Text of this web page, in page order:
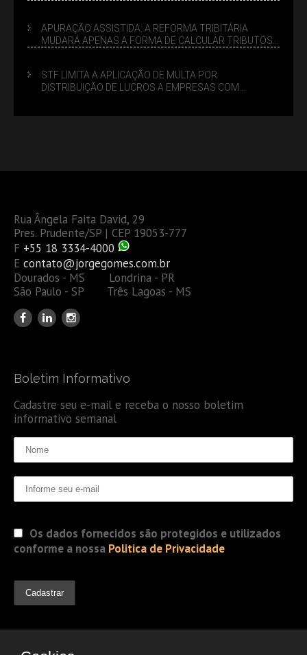
APURAÇÃO ASSISTIDA: A REFORMA TRIBITÁRIA
MUDARÁ APENAS A FORMA DE CALCULAR TRIBUTOS
STF LIMITA A APLICAÇÃO DE MULTA POR
DISTRIBUIÇÃO DE LUCROS A EMPRESAS COM
Rua Ângela Faita David, 29
Pres. Prudente/SP | CEP 19053-777
F +55 18 3334-4000
E contato@jorgegomes.com.br
Dourados - MS Londrina - PR
São Paulo - SP Três Lagoas - MS
Boletim Informativo
Cadastre seu e-mail e receba o nosso boletim
informativo semanal
Os dados fornecidos são protegidos e utilizados
conforme a nossa Politica de Privacidade